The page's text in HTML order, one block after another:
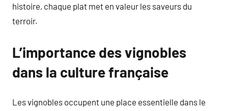
histoire, chaque plat met en valeur les saveurs du
terroir.
L’importance des vignobles
dans la culture française
Les vignobles occupent une place essentielle dans le